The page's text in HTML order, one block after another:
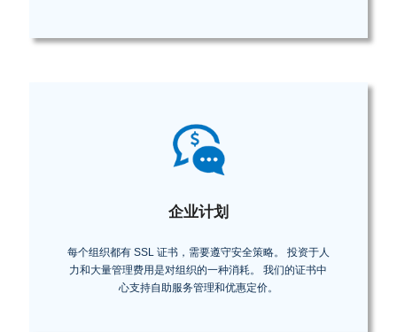
企业计划
每个组织都有 SSL 证书，需要遵守安全策略。 投资于人
力和大量管理费用是对组织的一种消耗。 我们的证书中
心支持自助服务管理和优惠定价。